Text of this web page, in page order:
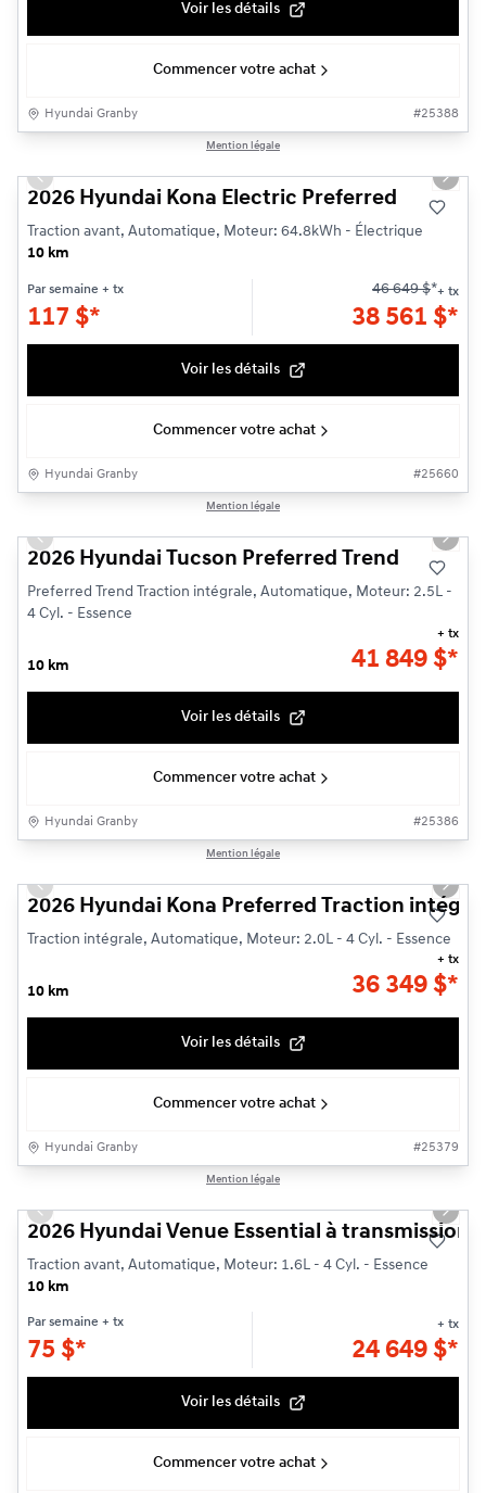
Voir les détails
Commencer votre achat
Hyundai Granby #25388
Mention légale
Previous slide Next
2026 Hyundai Kona Electric Preferred
Traction avant, Automatique, Moteur: 64.8kWh - Électrique
10 km
Par semaine + tx
117 $*
46 649$*+ tx
38 561 $*
Voir les détails
Commencer votre achat
Hyundai Granby #25660
Mention légale
Previous slide Next
2026 Hyundai Tucson Preferred Trend
Preferred Trend Traction intégrale, Automatique, Moteur: 2.5L -
4 Cyl. - Essence
10 km 41 849 $*
+ tx
Voir les détails
Commencer votre achat
Hyundai Granby #25386
Mention légale
Previous slide Next
2026 Hyundai Kona Preferred Traction
Traction intégrale, Automatique, Moteur: 2.0L - 4 Cyl. - Essence
10 km 36 349 $*
+ tx
Voir les détails
Commencer votre achat
Hyundai Granby #25379
Mention légale
Previous slide Next
2026 Hyundai Venue Essential à
Traction avant, Automatique, Moteur: 1.6L - 4 Cyl. - Essence
10 km
Par semaine + tx
75 $*
+ tx
24 649 $*
Voir les détails
Commencer votre achat